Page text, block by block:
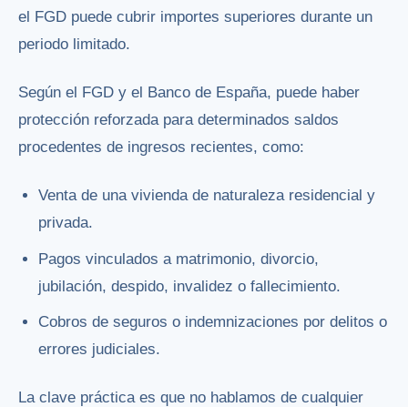
el FGD puede cubrir importes superiores durante un
periodo limitado.
Según el FGD y el Banco de España, puede haber
protección reforzada para determinados saldos
procedentes de ingresos recientes, como:
Venta de una vivienda de naturaleza residencial y
privada.
Pagos vinculados a matrimonio, divorcio,
jubilación, despido, invalidez o fallecimiento.
Cobros de seguros o indemnizaciones por delitos o
errores judiciales.
La clave práctica es que no hablamos de cualquier